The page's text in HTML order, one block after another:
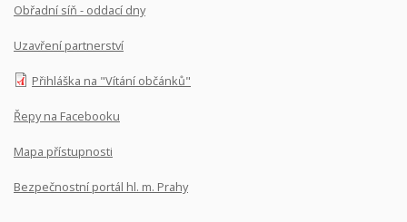
Obřadní síň - oddací dny
Uzavření partnerství
Přihláška na "Vítání občánků"
Řepy na Facebooku
Mapa přístupnosti
Bezpečnostní portál hl. m. Prahy